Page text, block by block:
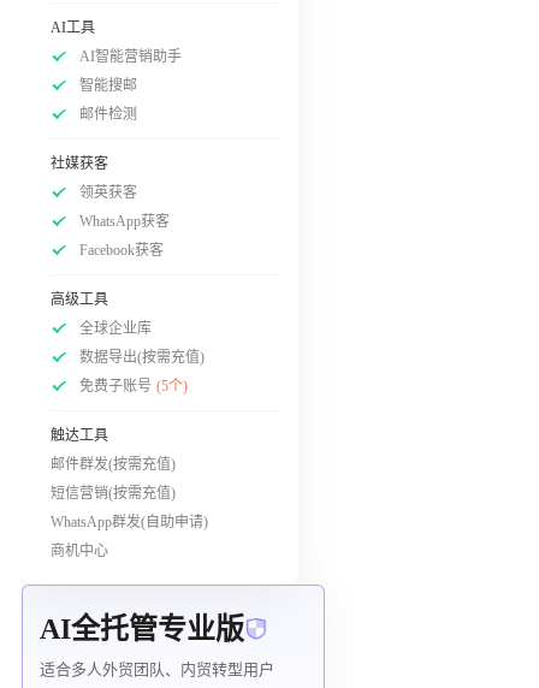
AI工具
AI智能营销助手
智能搜邮
邮件检测
社媒获客
领英获客
WhatsApp获客
Facebook获客
高级工具
全球企业库
数据导出(按需充值)
免费子账号 (5个)
触达工具
邮件群发(按需充值)
短信营销(按需充值)
WhatsApp群发(自助申请)
商机中心
AI全托管专业版
适合多人外贸团队、内贸转型用户